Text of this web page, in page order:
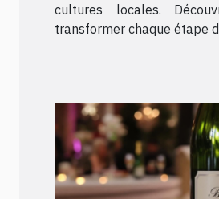
cultures locales.
transformer chaque étape